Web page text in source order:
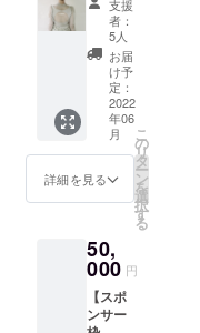
るお手
紙に
も、
使って
もらえ
ます。
ステッ
カー：
AMOの
想いの
ゴス
テッ
カー。
このス
テッ
支援者
にはオ
ンライ
ンでの
リンク
チケッ
トが
メール
で送ら
れ、作
だくこ
とが可
能で
す。 今
回のた
首にか
けての
カーブ
が女性
らしさ
と唯一
無二さ
を演出
しま
す。 ア
ため、
下に着
によっ
て雰囲
つめあ
わせ
セッ
ト】 ポ
スト
カー
ド、ス
テッ
カー、
シース
ルー
ンライ
ンパ
フォー
マンス
"Giselle
支援
者：
5人
お届
け予
定：
2022
年06
月
詳細を見る
こ
の
リ
タ
ー
ン
を
選
択
す
る
50,
000 円
【スポ
ンサー